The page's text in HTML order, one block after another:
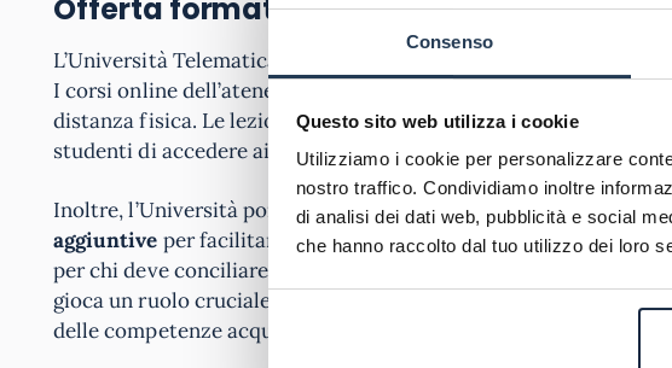
Consenso
Questo sito web utilizza i cookie
Utilizziamo i cookie per personalizzare
nostro traffico. Condividiamo inoltre
di analisi dei dati web, pubblicità e social
che hanno raccolto dal tuo utilizzo dei loro
Offerta formativa San Raffaele a Taranto
L’Università Telematica San Raffaele si distingue per la sua
I corsi online dell’ateneo sono progettati per garantire un
distanza fisica. Le lezioni vengono erogate attraverso una
studenti di accedere ai materiali didattici, partecipare a lezioni
Inoltre, l’Università pone un forte accento sul supporto allo
aggiuntive per facilitare il percorso di studio. Questo approccio
per chi deve conciliare lo studio con impegni lavorativi o
gioca un ruolo cruciale, offrendo un punto di contatto fisico e un
delle competenze acquisite